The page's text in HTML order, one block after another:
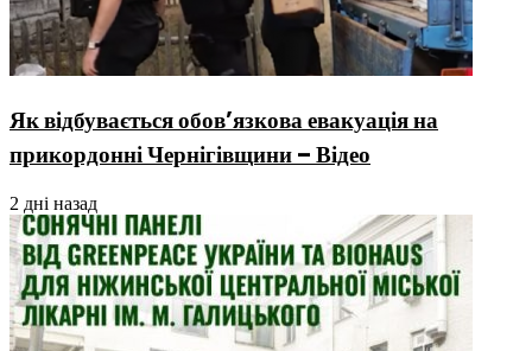
Як відбувається обов’язкова евакуація на
прикордонні Чернігівщини – Відео
2 дні назад